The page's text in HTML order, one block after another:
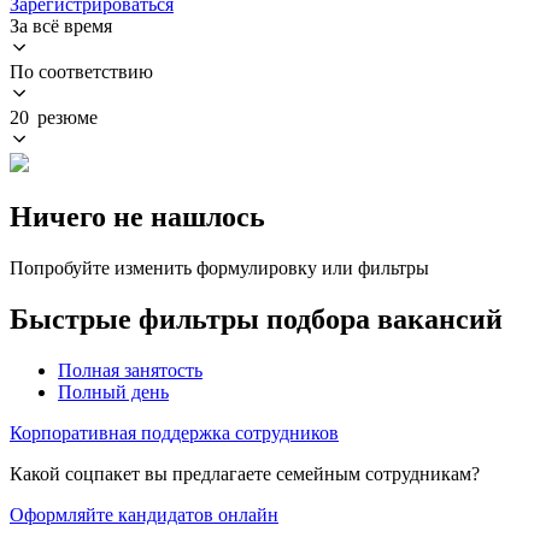
За всё время
По соответствию
20 резюме
Ничего не нашлось
Попробуйте изменить формулировку или фильтры
Быстрые фильтры подбора вакансий
Полная занятость
Полный день
Корпоративная поддержка сотрудников
Какой соцпакет вы предлагаете семейным сотрудникам?
Оформляйте кандидатов онлайн